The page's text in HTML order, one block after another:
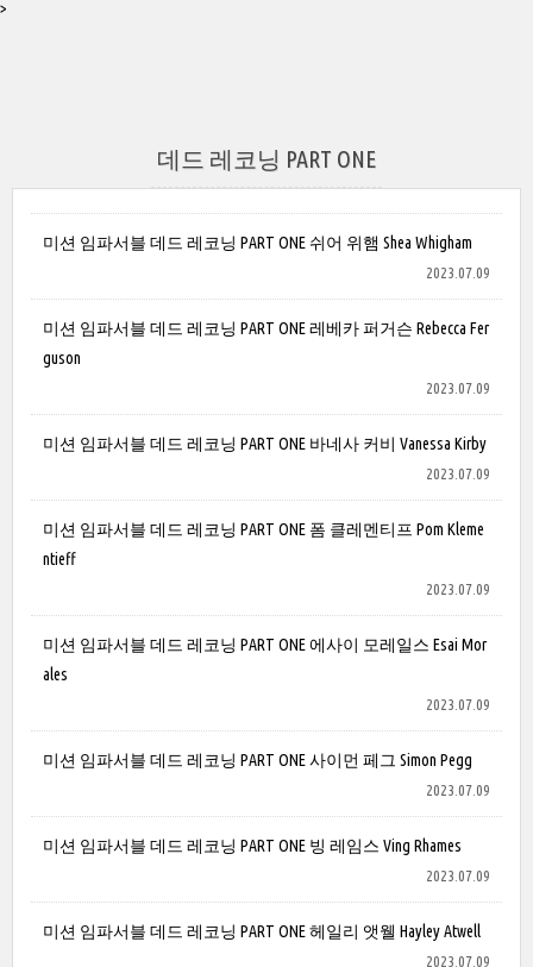
>
데드 레코닝 PART ONE
미션 임파서블 데드 레코닝 PART ONE 쉬어 위햄 Shea Whigham
2023.07.09
미션 임파서블 데드 레코닝 PART ONE 레베카 퍼거슨 Rebecca Fer
guson
2023.07.09
미션 임파서블 데드 레코닝 PART ONE 바네사 커비 Vanessa Kirby
2023.07.09
미션 임파서블 데드 레코닝 PART ONE 폼 클레멘티프 Pom Kleme
ntieff
2023.07.09
미션 임파서블 데드 레코닝 PART ONE 에사이 모레일스 Esai Mor
ales
2023.07.09
미션 임파서블 데드 레코닝 PART ONE 사이먼 페그 Simon Pegg
2023.07.09
미션 임파서블 데드 레코닝 PART ONE 빙 레임스 Ving Rhames
2023.07.09
미션 임파서블 데드 레코닝 PART ONE 헤일리 앳웰 Hayley Atwell
2023.07.09